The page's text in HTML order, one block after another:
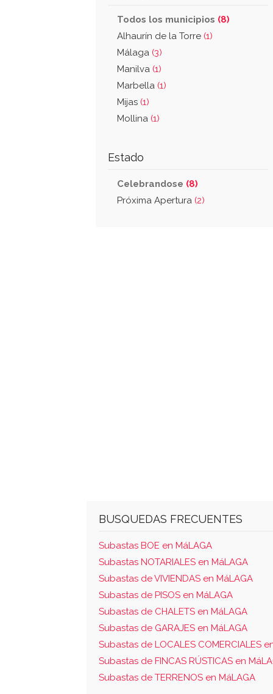
Todos los municipios (8)
Alhaurín de la Torre (1)
Málaga (3)
Manilva (1)
Marbella (1)
Mijas (1)
Mollina (1)
Estado
Celebrandose (8)
Próxima Apertura (2)
BUSQUEDAS FRECUENTES
Subastas BOE en MáLAGA
Subastas NOTARIALES en MáLAGA
Subastas de VIVIENDAS en MáLAGA
Subastas de PISOS en MáLAGA
Subastas de CHALETS en MáLAGA
Subastas de GARAJES en MáLAGA
Subastas de LOCALES COMERCIALES
Subastas de FINCAS RÚSTICAS en
Subastas de TERRENOS en MáLAGA